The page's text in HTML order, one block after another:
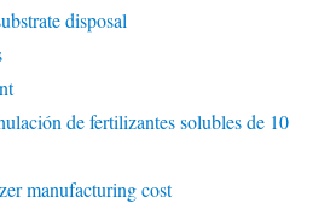
disposal
de fertilizantes solubles de 10
manufacturing cost